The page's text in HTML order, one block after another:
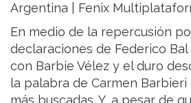
Argentina | Fenix
En medio de la repercusión
declaraciones de Federico
con Barbie Vélez y el duro
la palabra de Carmen Barbieri
más buscadas. Y, a pesar de